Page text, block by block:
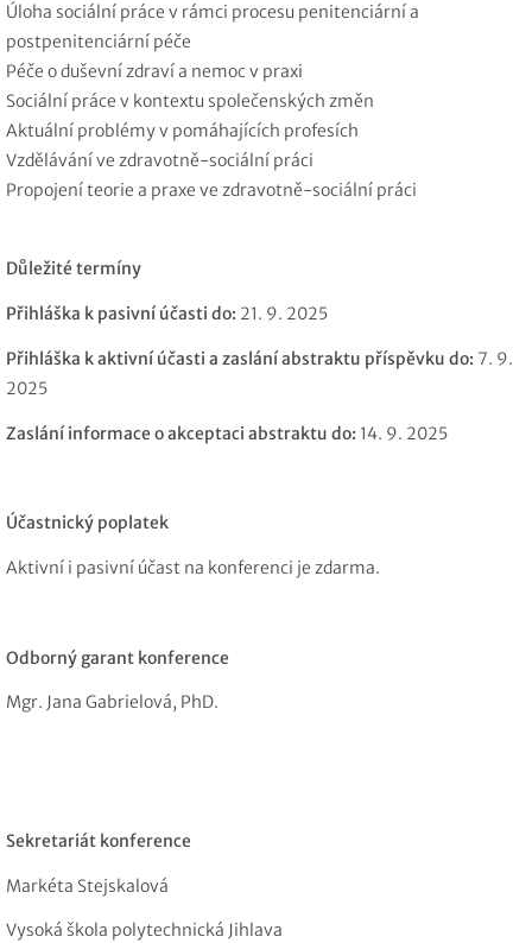
Úloha sociální práce v rámci procesu penitenciární a
postpenitenciární péče
Péče o duševní zdraví a nemoc v praxi
Sociální práce v kontextu společenských změn
Aktuální problémy v pomáhajících profesích
Vzdělávání ve zdravotně-sociální práci
Propojení teorie a praxe ve zdravotně-sociální práci
Důležité termíny
Přihláška k pasivní účasti do: 21. 9. 2025
Přihláška k aktivní účasti a zaslání abstraktu příspěvku do: 7. 9.
2025
Zaslání informace o akceptaci abstraktu do: 14. 9. 2025
Účastnický poplatek
Aktivní i pasivní účast na konferenci je zdarma.
Odborný garant konference
Mgr. Jana Gabrielová, PhD.
Sekretariát konference
Markéta Stejskalová
Vysoká škola polytechnická Jihlava